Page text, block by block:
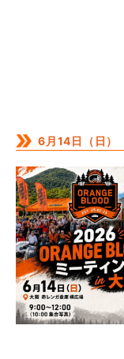
6月14日（日）